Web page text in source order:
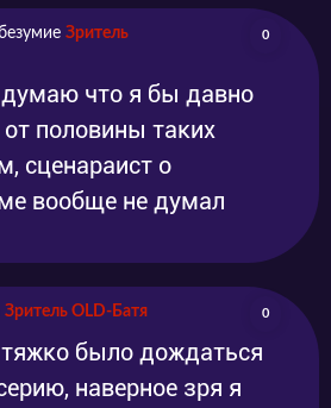
Зритель
0
думаю что я бы давно
половины таких
сценараист о
вообще не думал
Зритель OLD-Батя 0
было дождаться
наверное зря я